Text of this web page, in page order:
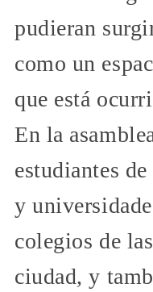
pudieran
como un
que está
En la
estudiantes
y
colegios de
ciudad, y